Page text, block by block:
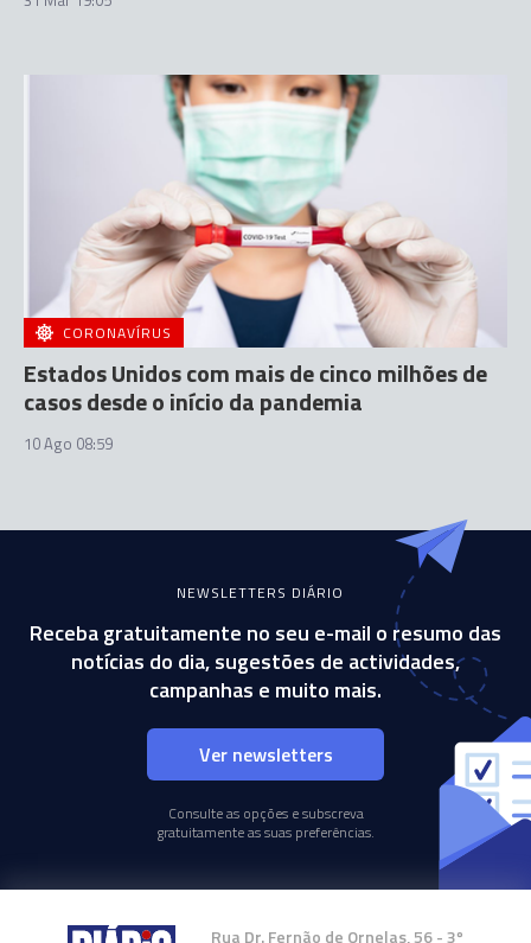
CORONAVÍRUS
Estados Unidos com mais de cinco milhões de
casos desde o início da pandemia
10 Ago 08:59
NEWSLETTERS DIÁRIO
Receba gratuitamente no seu e-mail o resumo das
notícias do dia, sugestões de actividades,
campanhas e muito mais.
Ver newsletters
Consulte as opções e subscreva
gratuitamente as suas preferências.
Rua Dr. Fernão de Ornelas, 56 - 3º